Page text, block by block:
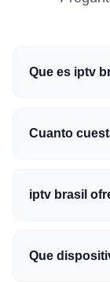
Que es iptv
Cuanto
iptv brasil
Que